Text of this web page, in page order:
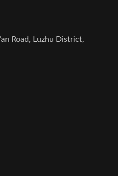
Road, Luzhu District,